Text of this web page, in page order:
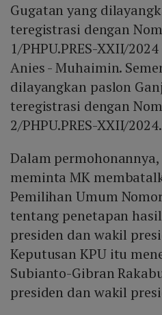
Gugatan yang
teregistrasi dengan
1/PHPU.PRES-XXII/
Anies - Muhaimin.
dilayangkan paslon
teregistrasi dengan
2/PHPU.PRES-XXII/2024.
Dalam
meminta MK
Pemilihan Umum
tentang penetapan
presiden dan wakil
Keputusan KPU itu
Subianto-Gibran
presiden dan wakil